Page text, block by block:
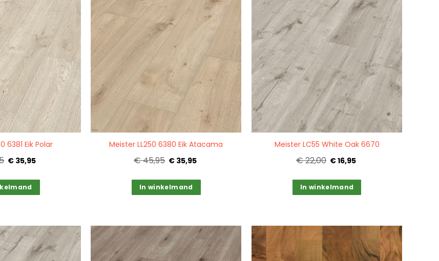
6381 Eik Polar
€ 35,95
Meister LL250 6380 Eik Atacama
€ 45,95 € 35,95
Quickview
In winkelmand
Meister LC55 White Oak 6670
€ 22,00 € 16,95
Quickview
In winkelmand